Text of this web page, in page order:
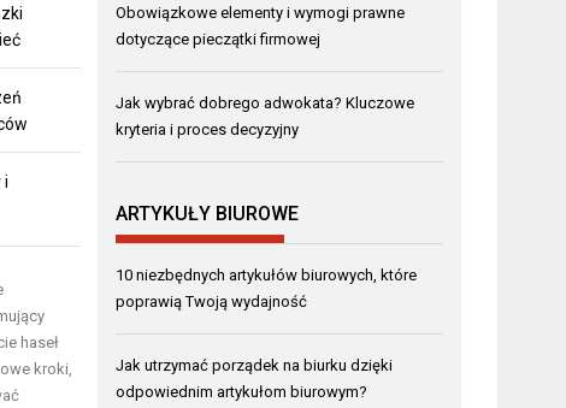
i
haseł
kroki,
Obowiązkowe elementy i wymogi prawne
dotyczące pieczątki firmowej
Jak wybrać dobrego adwokata? Kluczowe
kryteria i proces decyzyjny
ARTYKUŁY BIUROWE
10 niezbędnych artykułów biurowych, które
poprawią Twoją wydajność
Jak utrzymać porządek na biurku dzięki
odpowiednim artykułom biurowym?